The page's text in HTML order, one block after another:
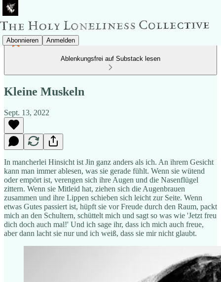
Abonnieren Anmelden
Ablenkungsfrei auf Substack lesen
Kleine Muskeln
Sept. 13, 2022
In mancherlei Hinsicht ist Jin ganz anders als ich. An ihrem Gesicht
kann man immer ablesen, was sie gerade fühlt. Wenn sie wütend
oder empört ist, verengen sich ihre Augen und die Nasenflügel
zittern. Wenn sie Mitleid hat, ziehen sich die Augenbrauen
zusammen und ihre Lippen schieben sich leicht zur Seite. Wenn
etwas Gutes passiert ist, hüpft sie vor Freude durch den Raum, packt
mich an den Schultern, schüttelt mich und sagt so was wie 'Jetzt freu
dich doch auch mal!' Und ich sage ihr, dass ich mich auch freue,
aber dann lacht sie nur und ich weiß, dass sie mir nicht glaubt.